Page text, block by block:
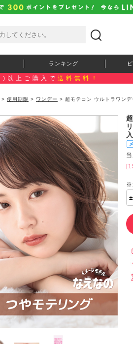
ランキング
上ご購入で 送料無料！
> 使用期限 > ワンデー > 超モテコン ウルトラワン